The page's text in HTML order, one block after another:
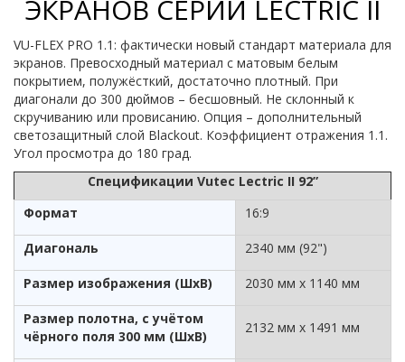
ЭКРАНОВ СЕРИИ LECTRIC II
VU-FLEX PRO 1.1: фактически новый стандарт материала для
экранов. Превосходный материал с матовым белым
покрытием, полужёсткий, достаточно плотный. При
диагонали до 300 дюймов – бесшовный. Не склонный к
скручиванию или провисанию. Опция – дополнительный
светозащитный слой Blackout. Коэффициент отражения 1.1.
Угол просмотра до 180 град.
Спецификации Vutec Lectric II 92”
Формат
16:9
Диагональ 2340 мм (92")
Размер изображения (ШхВ) 2030 мм x 1140 мм
Размер полотна, с учётом
чёрного поля 300 мм (ШхВ)
2132 мм x 1491 мм